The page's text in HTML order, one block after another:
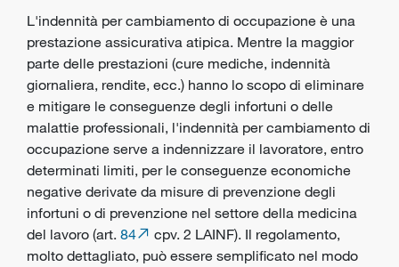
L'indennità per cambiamento di occupazione è una
prestazione assicurativa atipica. Mentre la maggior
parte delle prestazioni (cure mediche, indennità
giornaliera, rendite, ecc.) hanno lo scopo di eliminare
e mitigare le conseguenze degli infortuni o delle
malattie professionali, l'indennità per cambiamento di
occupazione serve a indennizzare il lavoratore, entro
determinati limiti, per le conseguenze economiche
negative derivate da misure di prevenzione degli
infortuni o di prevenzione nel settore della medicina
del lavoro (art. 84
cpv. 2 LAINF). Il regolamento,
molto dettagliato, può essere semplificato nel modo